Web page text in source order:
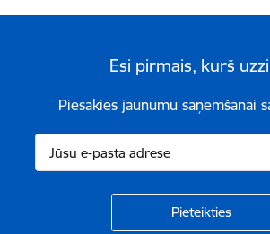
Esi pirmais, kurš
Piesakies jaunumu saņemšanai